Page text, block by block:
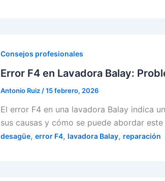
Consejos profesionales
Error F4 en Lavadora Balay:
Antonio Ruiz /15 febrero, 2026
El error F4 en una lavadora Balay indica
sus causas y cómo se puede abordar
desagüe, error F4, lavadora Balay, reparación